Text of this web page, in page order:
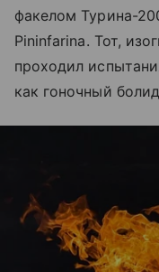
факелом Турина-
Pininfarina. Тот,
проходил
как гоночный